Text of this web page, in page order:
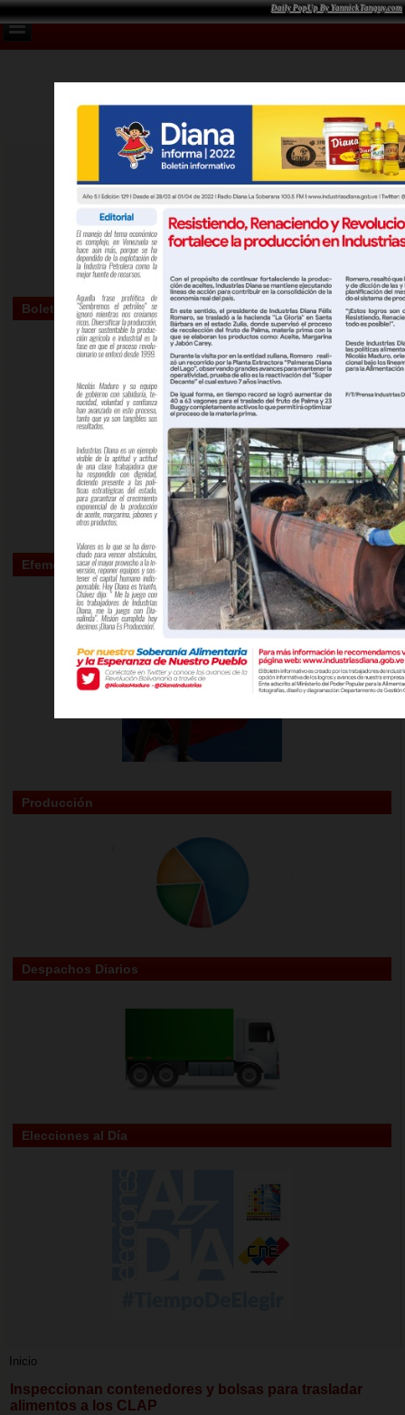
Daily PopUp By YannickTanguy.com
Boletin Informativo
Efemérides
Producción
Despachos Diarios
Elecciones al Día
Inicio
Inspeccionan contenedores y bolsas para trasladar
alimentos a los CLAP